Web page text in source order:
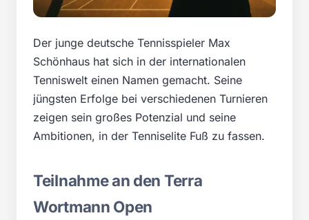
Der junge deutsche Tennisspieler Max
Schönhaus hat sich in der internationalen
Tenniswelt einen Namen gemacht. Seine
jüngsten Erfolge bei verschiedenen Turnieren
zeigen sein großes Potenzial und seine
Ambitionen, in der Tenniselite Fuß zu fassen.
Teilnahme an den Terra
Wortmann Open